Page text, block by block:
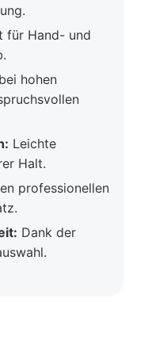
für Hand- und
hohen
Leichte
Halt.
professionellen
Dank der